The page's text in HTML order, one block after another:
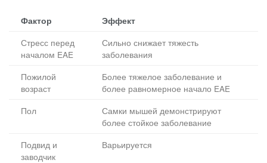
Фактор Эффект
Стресс перед
началом EAE
Сильно снижает тяжесть
заболевания
Пожилой
возраст
Более тяжелое заболевание и
более равномерное начало EAE
Пол
Самки мышей демонстрируют
более стойкое заболевание
Подвид и
заводчик
Варьируется